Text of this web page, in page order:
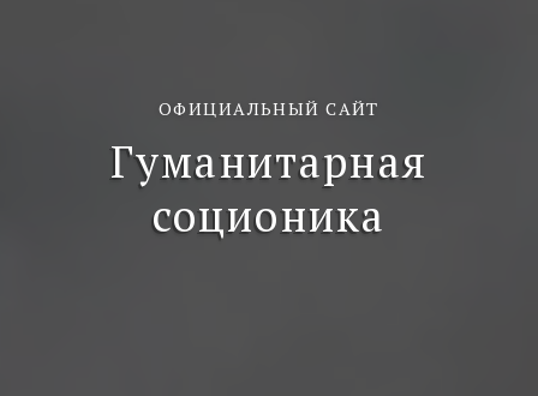
ОФИЦИАЛЬНЫЙ САЙТ
Гуманитарная
соционика